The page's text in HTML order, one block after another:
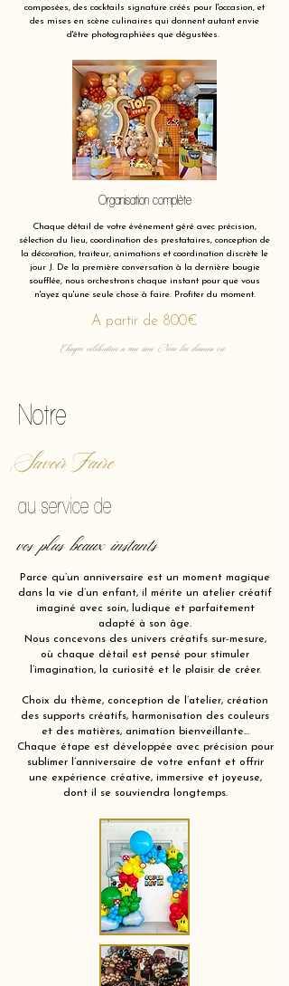
composées, des cocktails signature créés pour l'occasion, et
des mises en scène culinaires qui donnent autant envie
d'être photographiées que dégustées.
Organisation complète
Chaque détail de votre événement géré avec précision,
sélection du lieu, coordination des prestataires, conception de
la décoration, traiteur, animations et coordination discrète le
jour J. De la première conversation à la dernière bougie
soufflée, nous orchestrons chaque instant pour que vous
n'ayez qu'une seule chose à faire. Profiter du moment.
A partir de 800€
Chaque célébration a une âme. Nous lui donnons vie.
Notre
Savoir Faire
au service de
vos plus beaux instants
Parce qu’un anniversaire est un moment magique
dans la vie d’un enfant, il mérite un atelier créatif
imaginé avec soin, ludique et parfaitement
adapté à son âge.
Nous concevons des univers créatifs sur-mesure,
où chaque détail est pensé pour stimuler
l’imagination, la curiosité et le plaisir de créer.
Choix du thème, conception de l’atelier, création
des supports créatifs, harmonisation des couleurs
et des matières, animation bienveillante…
Chaque étape est développée avec précision pour
sublimer l’anniversaire de votre enfant et offrir
une expérience créative, immersive et joyeuse,
dont il se souviendra longtemps.